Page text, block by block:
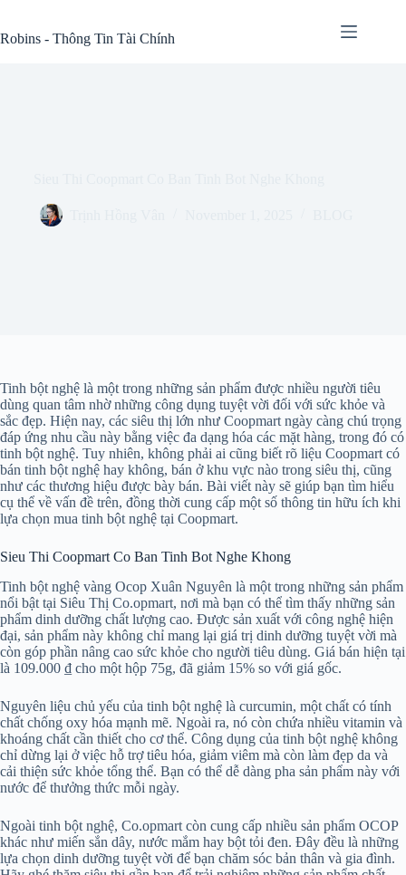
content
Robins - Thông Tin Tài Chính
Tinh bột nghệ là một trong những sản phẩm được nhiều người tiêu
dùng quan tâm nhờ những công dụng tuyệt vời đối với sức khỏe và
sắc đẹp. Hiện nay, các siêu thị lớn như Coopmart ngày càng chú trọng
đáp ứng nhu cầu này bằng việc đa dạng hóa các mặt hàng, trong đó có
tinh bột nghệ. Tuy nhiên, không phải ai cũng biết rõ liệu Coopmart có
bán tinh bột nghệ hay không, bán ở khu vực nào trong siêu thị, cũng
như các thương hiệu được bày bán. Bài viết này sẽ giúp bạn tìm hiểu
cụ thể về vấn đề trên, đồng thời cung cấp một số thông tin hữu ích khi
lựa chọn mua tinh bột nghệ tại Coopmart.
Sieu Thi Coopmart Co Ban Tinh Bot Nghe Khong
Tinh bột nghệ vàng Ocop Xuân Nguyên là một trong những sản phẩm
nổi bật tại Siêu Thị Co.opmart, nơi mà bạn có thể tìm thấy những sản
phẩm dinh dưỡng chất lượng cao. Được sản xuất với công nghệ hiện
đại, sản phẩm này không chỉ mang lại giá trị dinh dưỡng tuyệt vời mà
còn góp phần nâng cao sức khỏe cho người tiêu dùng. Giá bán hiện tại
là 109.000 ₫ cho một hộp 75g, đã giảm 15% so với giá gốc.
Nguyên liệu chủ yếu của tinh bột nghệ là curcumin, một chất có tính
chất chống oxy hóa mạnh mẽ. Ngoài ra, nó còn chứa nhiều vitamin và
khoáng chất cần thiết cho cơ thể. Công dụng của tinh bột nghệ không
chỉ dừng lại ở việc hỗ trợ tiêu hóa, giảm viêm mà còn làm đẹp da và
cải thiện sức khỏe tổng thể. Bạn có thể dễ dàng pha sản phẩm này với
nước để thưởng thức mỗi ngày.
Ngoài tinh bột nghệ, Co.opmart còn cung cấp nhiều sản phẩm OCOP
khác như miến sắn dây, nước mắm hay bột tỏi đen. Đây đều là những
lựa chọn dinh dưỡng tuyệt vời để bạn chăm sóc bản thân và gia đình.